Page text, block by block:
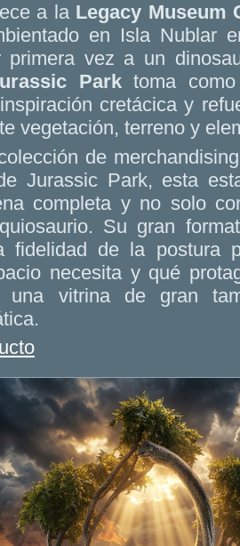
a la Legacy Museum
en Isla Nublar
primera vez a un
Parktoma como
cretácica y
vegetación, terreno y
de
Jurassic Park, esta
completa y no solo
Su gran
fidelidad de la postura
necesita y qué
una vitrina de gran